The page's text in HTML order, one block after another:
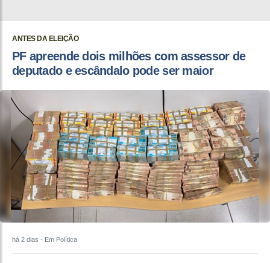
ANTES DA ELEIÇÃO
PF apreende dois milhões com assessor de
deputado e escândalo pode ser maior
há 2 dias - Em Política